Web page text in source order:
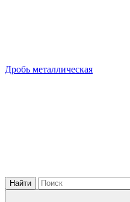
Дробь металлическая
Найти